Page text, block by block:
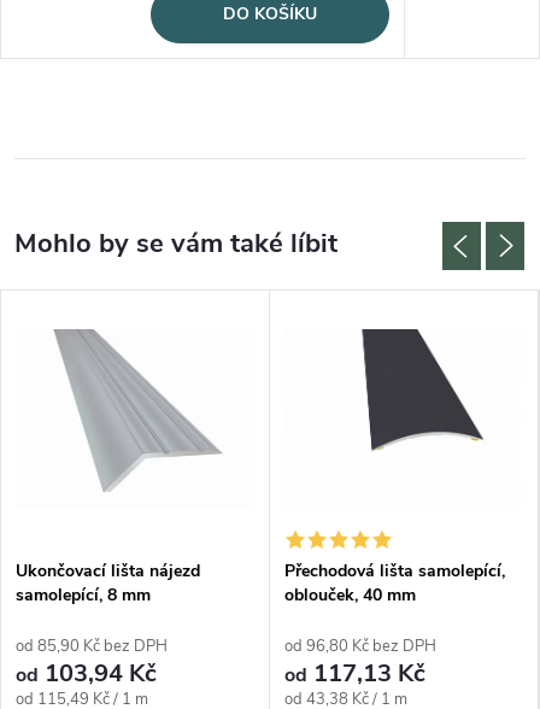
DO KOŠÍKU
Ukončovací lišta nájezd
samolepící, 8 mm
od 85,90 Kč bez DPH
od 103,94 Kč
Měrná cena:
od 115,49 Kč / 1 m
Přechodová lišta samolepící,
oblouček, 40 mm
od 96,80 Kč bez DPH
od 117,13 Kč
Měrná cena:
od 43,38 Kč / 1 m